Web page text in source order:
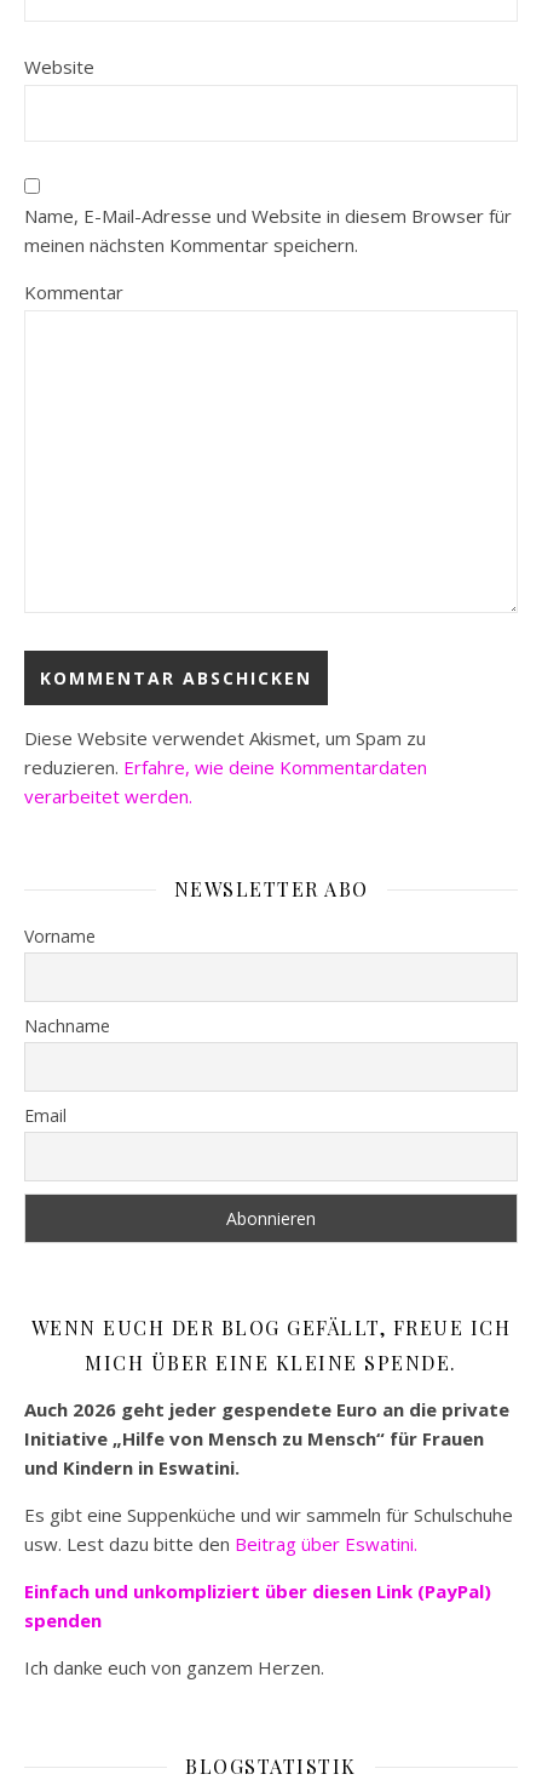
Website
Name, E-Mail-Adresse und Website in diesem Browser für
meinen nächsten Kommentar speichern.
Kommentar
Diese Website verwendet Akismet, um Spam zu
reduzieren. Erfahre, wie deine Kommentardaten
verarbeitet werden.
NEWSLETTER ABO
Vorname
Nachname
Email
WENN EUCH DER BLOG GEFÄLLT, FREUE ICH
MICH ÜBER EINE KLEINE SPENDE.
Auch 2026 geht jeder gespendete Euro an die private
Initiative „Hilfe von Mensch zu Mensch“ für Frauen
und Kindern in Eswatini.
Es gibt eine Suppenküche und wir sammeln für Schulschuhe
usw. Lest dazu bitte den Beitrag über Eswatini.
Einfach und unkompliziert über diesen Link (PayPal)
spenden
Ich danke euch von ganzem Herzen.
BLOGSTATISTIK